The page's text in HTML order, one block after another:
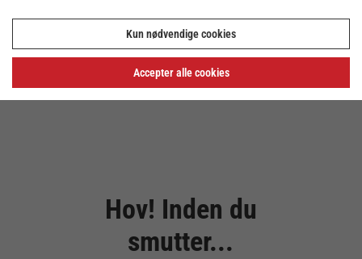
Hov! Inden du
smutter...
Kun nødvendige cookies
Accepter alle cookies